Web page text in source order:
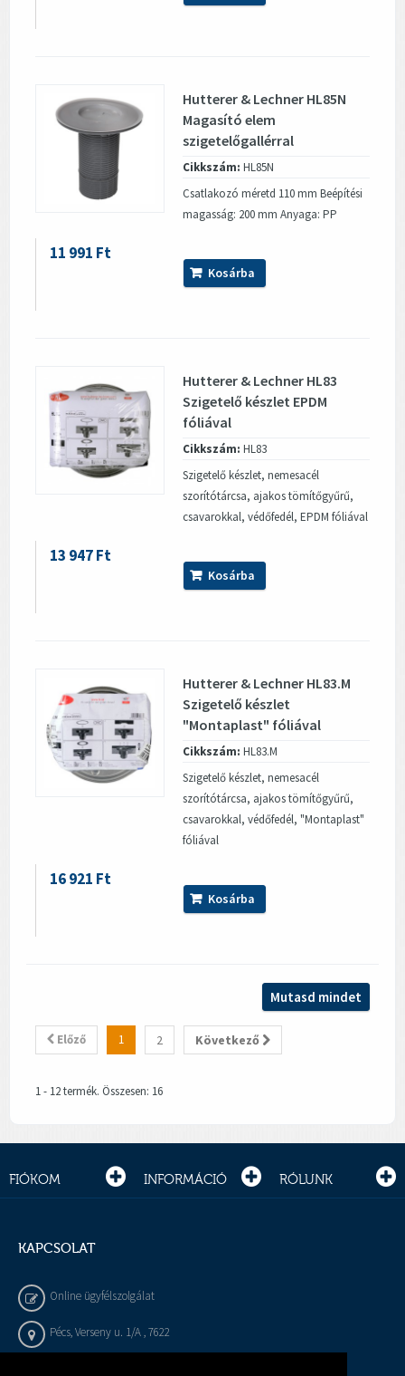
Hutterer & Lechner HL85N
Magasító elem
szigetelőgallérral
Cikkszám: HL85N
Csatlakozó méretd 110 mm Beépítési
magasság: 200 mm Anyaga: PP
11 991 Ft
Kosárba
Hutterer & Lechner HL83
Szigetelő készlet EPDM
fóliával
Cikkszám: HL83
Szigetelő készlet, nemesacél
szorítótárcsa, ajakos tömítőgyűrű,
csavarokkal, védőfedél, EPDM fóliával
13 947 Ft
Kosárba
Hutterer & Lechner HL83.M
Szigetelő készlet
"Montaplast" fóliával
Cikkszám: HL83.M
Szigetelő készlet, nemesacél
szorítótárcsa, ajakos tömítőgyűrű,
csavarokkal, védőfedél, "Montaplast"
fóliával
16 921 Ft
Kosárba
Mutasd mindet
Előző 1 2 Következő
1 - 12 termék. Összesen: 16
FIÓKOM INFORMÁCIÓ RÓLUNK
KAPCSOLAT
Online ügyfélszolgálat
Pécs, Verseny u. 1/A , 7622